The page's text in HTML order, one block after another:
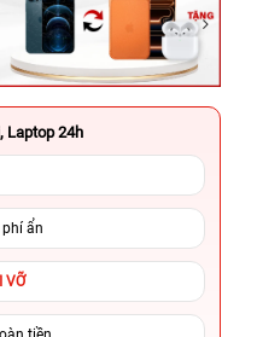
Laptop 24h
ẩn
VỠ